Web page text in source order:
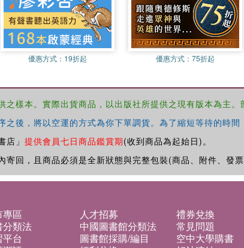
優惠方式： 19折起 優惠方式：75折起
之樣本。實際出貨商品，以出版社所提供之現有版本為主
之後，將以空運的方式為你下單調貨。為了縮短等待的時
」 提供會員七日商品鑑賞期(收到商品為起始日)。
寄回，且商品必須是全新狀態與完整包裝(商品、附件、發
專區 人才招募 禮券兌換
分類法 中國圖書館分類法 常見問題
台 圖書館採購/編目 空中大學購書